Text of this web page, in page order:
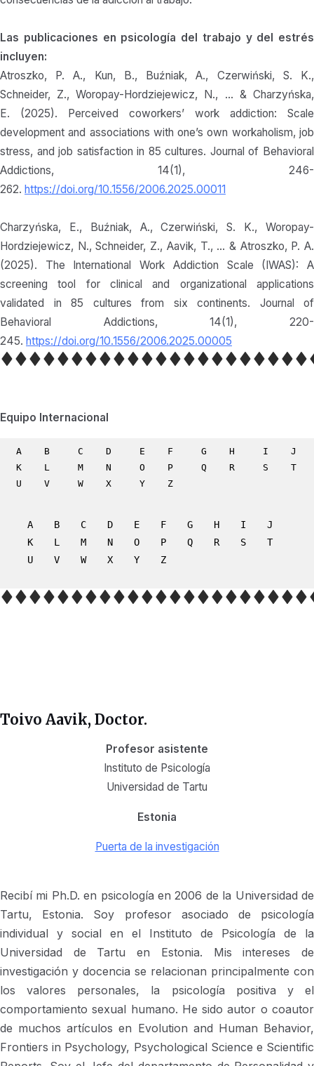
Las publicaciones en psicología del trabajo y del estrés
incluyen:
Atroszko, P. A., Kun, B., Buźniak, A., Czerwiński, S. K.,
Schneider, Z., Woropay-Hordziejewicz, N., … & Charzyńska,
E. (2025). Perceived coworkers’ work addiction: Scale
development and associations with one’s own workaholism, job
stress, and job satisfaction in 85 cultures. Journal of Behavioral
Addictions, 14(1), 246-
262. https://doi.org/10.1556/2006.2025.00011
Charzyńska, E., Buźniak, A., Czerwiński, S. K., Woropay-
Hordziejewicz, N., Schneider, Z., Aavik, T., … & Atroszko, P. A.
(2025). The International Work Addiction Scale (IWAS): A
screening tool for clinical and organizational applications
validated in 85 cultures from six continents. Journal of
Behavioral Addictions, 14(1), 220-
245. https://doi.org/10.1556/2006.2025.00005
Equipo Internacional
A B C D E F G H I
J
K
L M N O P Q R S
T
U
V W X Y Z
A B C D E F G H I
J
K
L M N O P Q R S
T
U
V W X Y Z
Toivo Aavik, Doctor.
Profesor asistente
Instituto de Psicología
Universidad de Tartu
Estonia
Puerta de la investigación
Recibí mi Ph.D. en psicología en 2006 de la Universidad de
Tartu, Estonia. Soy profesor asociado de psicología
individual y social en el Instituto de Psicología de la
Universidad de Tartu en Estonia. Mis intereses de
investigación y docencia se relacionan principalmente con
los valores personales, la psicología positiva y el
comportamiento sexual humano. He sido autor o coautor
de muchos artículos en Evolution and Human Behavior,
Frontiers in Psychology, Psychological Science e Scientific